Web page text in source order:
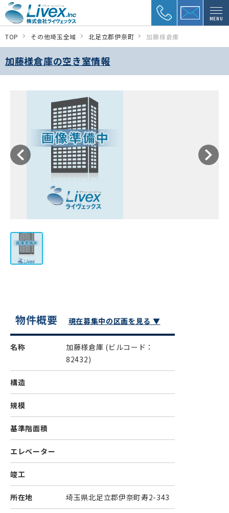
MENU
TOP その他埼玉全域 北足立郡伊奈町 加藤様倉庫
加藤様倉庫の空き室情報
物件概要 現在募集中の区画を見る ▼
名称 加藤様倉庫 (ビルコード：
82432)
構造
規模
基準階面積
エレベーター
竣工
所在地 埼玉県北足立郡伊奈町寿2-343